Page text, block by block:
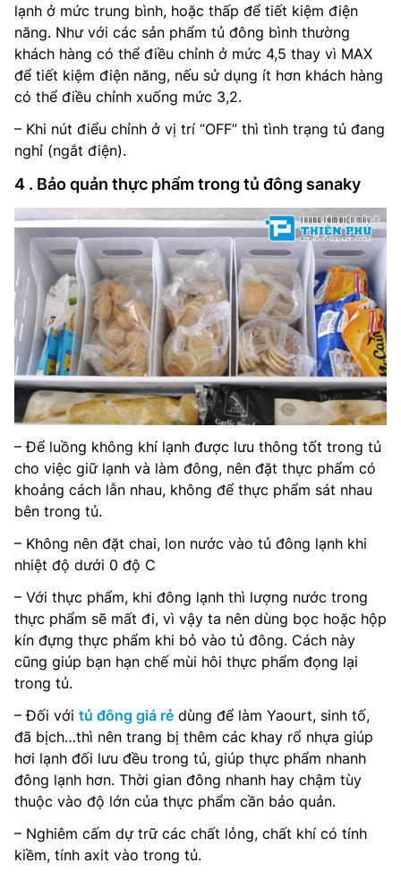
lạnh ở mức trung bình, hoặc thấp để tiết kiệm điện
năng. Như với các sản phẩm tủ đông bình thường
khách hàng có thể điều chỉnh ở mức 4,5 thay vì MAX
để tiết kiệm điện năng, nếu sử dụng ít hơn khách hàng
có thể điều chỉnh xuống mức 3,2.
– Khi nút điểu chỉnh ở vị trí “OFF” thì tình trạng tủ đang
nghỉ (ngắt điện).
4 . Bảo quản thực phẩm trong tủ đông sanaky
– Để luồng không khí lạnh được lưu thông tốt trong tủ
cho việc giữ lạnh và làm đông, nên đặt thực phẩm có
khoảng cách lẫn nhau, không để thực phẩm sát nhau
bên trong tủ.
– Không nên đặt chai, lon nước vào tủ đông lạnh khi
nhiệt độ dưới 0 độ C
– Với thực phẩm, khi đông lạnh thì lượng nước trong
thực phẩm sẽ mất đi, vì vậy ta nên dùng bọc hoặc hộp
kín đựng thực phẩm khi bỏ vào tủ đông. Cách này
cũng giúp bạn hạn chế mùi hôi thực phẩm đọng lại
trong tủ.
– Đối với tủ đông giá rẻ dùng để làm Yaourt, sinh tố,
đã bịch…thì nên trang bị thêm các khay rổ nhựa giúp
hơi lạnh đối lưu đều trong tủ, giúp thực phẩm nhanh
đông lạnh hơn. Thời gian đông nhanh hay chậm tùy
thuộc vào độ lớn của thực phẩm cần bảo quản.
– Nghiêm cấm dự trữ các chất lỏng, chất khí có tính
kiềm, tính axit vào trong tủ.